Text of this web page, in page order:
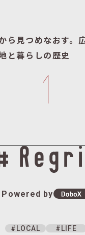
ら見つめなおす。
と暮らしの歴史
Powered by
LOCAL LIFE